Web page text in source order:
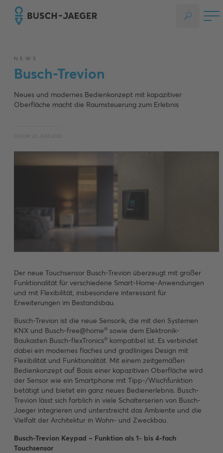
NEWS
Busch-Trevion
Neues und modernes Bedienkonzept mit kapazitiver
Oberfläche macht die Raumsteuerung zum Erlebnis
DATUM: 20. JUNI 2023
Der neue Touchsensor Busch-Trevion überzeugt mit großer
Funktionalität für verschiedene Smart-Home-Anwendungen
und mit Flexibilität, insbesondere interessant für
Erweiterungen im Bestandsbau.
Busch-Trevion ist die neue Sensorik, die mit den Systemen
KNX und Busch-free@home® sowie dem Elektronik-
Baukasten Busch-flexTronics® kompatibel ist. Es verbindet
dabei ein modernes flaches und gradliniges Design mit
Flexibilität und Funktionalität. Mit einem zeitgemäßen
Bedienkonzept auf Basis einer kapazitiven Oberfläche wird
der Sensor wie ein Smartphone mit Tipp-/Wischfunktion
betätigt und bietet ein ganz neues Bedienerlebnis. Busch-
Trevion lässt sich farblich in viele Schalterserien von Busch-
Jaeger integrieren und unterstreicht das Ambiente und die
Vielfalt der Architektur in Wohn- und Zweckbau.
Busch-Trevion Keypad – Funktion als 1- bis 4-fach
Touchsensor